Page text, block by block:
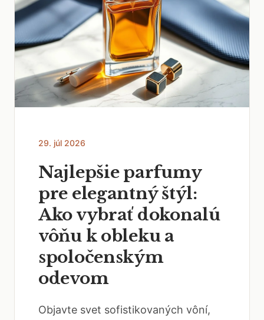
29. júl 2026
Najlepšie parfumy
pre elegantný štýl:
Ako vybrať dokonalú
vôňu k obleku a
spoločenským
odevom
Objavte svet sofistikovaných vôní,